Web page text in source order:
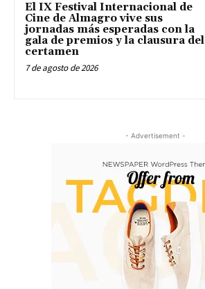
El IX Festival Internacional de
Cine de Almagro vive sus
jornadas más esperadas con la
gala de premios y la clausura del
certamen
7 de agosto de 2026
- Advertisement -